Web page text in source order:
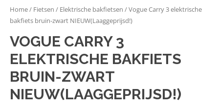
Home/ Fietsen / Elektrische bakfietsen / Vogue Carry 3 elektrische
bakfiets bruin-zwart NIEUW(Laaggeprijsd!)
VOGUE CARRY 3
ELEKTRISCHE BAKFIETS
BRUIN-ZWART
NIEUW(LAAGGEPRIJSD!)